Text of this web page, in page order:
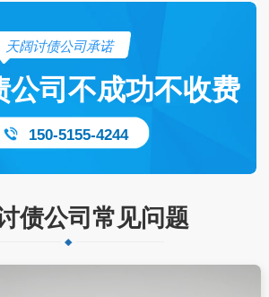
天阔讨债公司承诺
公司不成功不收费
150-5155-4244
债公司常见问题